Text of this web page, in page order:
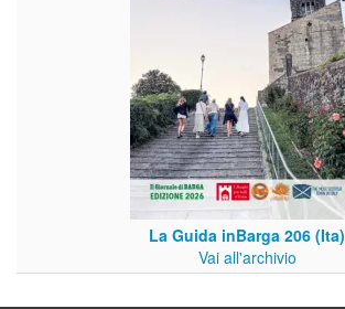
La Guida inBarga 206 (Ita)
Vai all'archivio